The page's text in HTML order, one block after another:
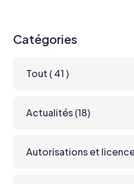
Catégories
Tout ( 41 )
Actualités (18)
Autorisations et